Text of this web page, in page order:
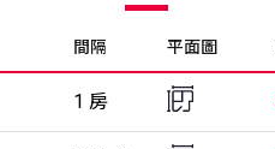
間隔 平面圖
1 房